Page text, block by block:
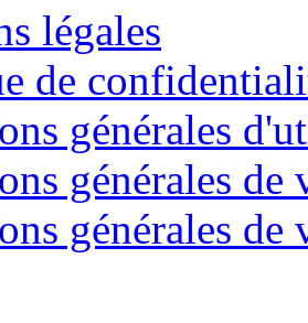
légales
de
générales
générales de
générales de